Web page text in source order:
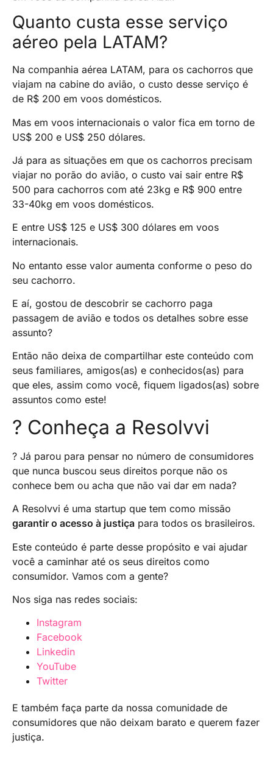
Quanto custa esse serviço
aéreo pela LATAM?
Na companhia aérea LATAM, para os cachorros que
viajam na cabine do avião, o custo desse serviço é
de R$ 200 em voos domésticos.
Mas em voos internacionais o valor fica em torno de
US$ 200 e US$ 250 dólares.
Já para as situações em que os cachorros precisam
viajar no porão do avião, o custo vai sair entre R$
500 para cachorros com até 23kg e R$ 900 entre
33-40kg em voos domésticos.
E entre US$ 125 e US$ 300 dólares em voos
internacionais.
No entanto esse valor aumenta conforme o peso do
seu cachorro.
E aí, gostou de descobrir se cachorro paga
passagem de avião e todos os detalhes sobre esse
assunto?
Então não deixa de compartilhar este conteúdo com
seus familiares, amigos(as) e conhecidos(as) para
que eles, assim como você, fiquem ligados(as) sobre
assuntos como este!
? Conheça a Resolvvi
? Já parou para pensar no número de consumidores
que nunca buscou seus direitos porque não os
conhece bem ou acha que não vai dar em nada?
A Resolvvi é uma startup que tem como missão
garantir o acesso à justiça para todos os brasileiros.
Este conteúdo é parte desse propósito e vai ajudar
você a caminhar até os seus direitos como
consumidor. Vamos com a gente?
Nos siga nas redes sociais:
Instagram
Facebook
Linkedin
YouTube
Twitter
E também faça parte da nossa comunidade de
consumidores que não deixam barato e querem fazer
justiça.